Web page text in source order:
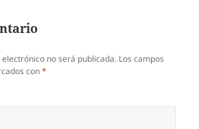
no será publicada. Los campos
con*